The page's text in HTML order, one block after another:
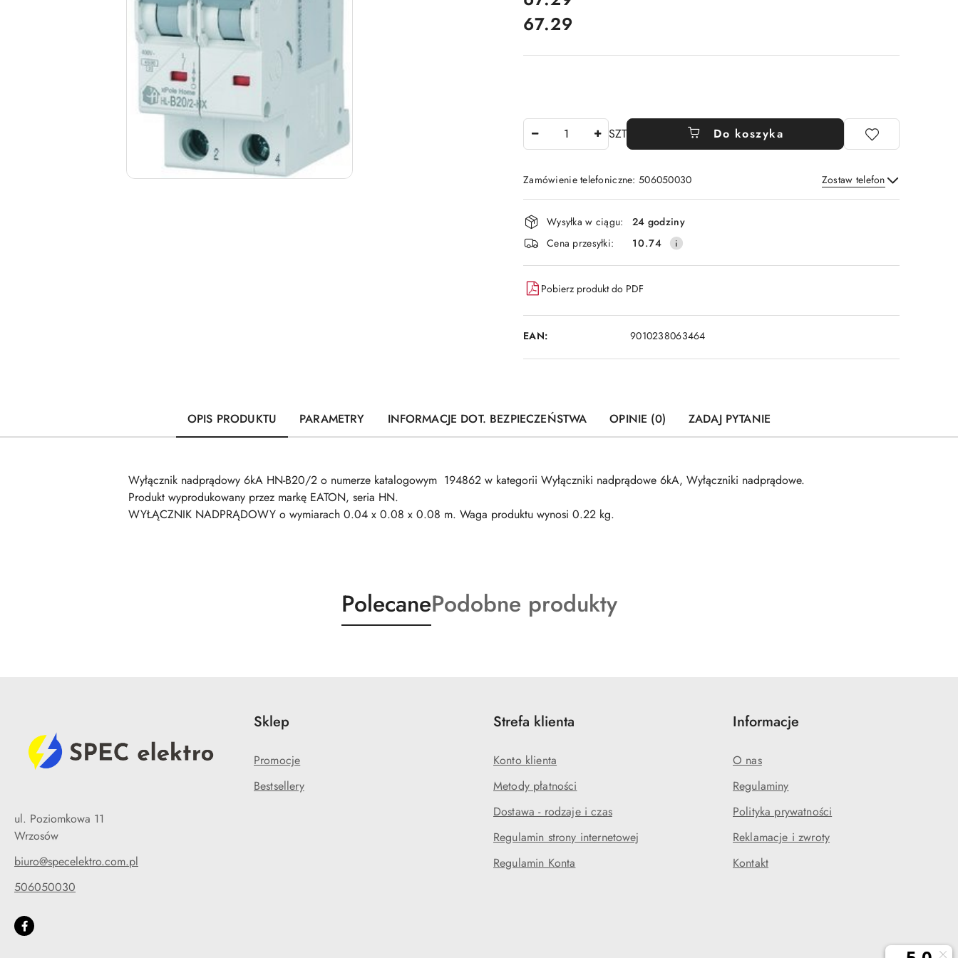
Cena:
67.29
SZT Do koszyka
Zamówienie telefoniczne: 506050030 Zostaw telefon
Wyślij
Dostępność
i
dostawa
Wysyłka w ciągu:
24 godziny
Cena przesyłki:
10.74
Pobierz produkt do PDF
EAN: 9010238063464
OPIS PRODUKTU PARAMETRY INFORMACJE DOT. BEZPIECZEŃSTWA OPINIE (0) ZADAJ PYTANIE
Wyłącznik nadprądowy 6kA HN-B20/2 o numerze katalogowym 194862 w kategorii Wyłączniki nadprądowe 6kA, Wyłączniki nadprądowe.
Produkt wyprodukowany przez markę EATON, seria HN.
WYŁĄCZNIK NADPRĄDOWY o wymiarach 0.04 x 0.08 x 0.08 m. Waga produktu wynosi 0.22 kg.
Produkty
o
PolecaneProdukty
o
Podobne produkty
ul. Poziomkowa 11
Wrzosów
biuro@specelektro.com.pl
506050030
Sklep
Promocje
Bestsellery
Strefa klienta
Konto klienta
Metody płatności
Dostawa - rodzaje i czas
Regulamin strony internetowej
Regulamin Konta
Informacje
O nas
Regulaminy
Polityka prywatności
Reklamacje i zwroty
Kontakt